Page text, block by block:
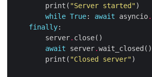
        print(
"Server started"
while True: await asyncio.
finally
        server
.
await server.
        print(
"Closed server"